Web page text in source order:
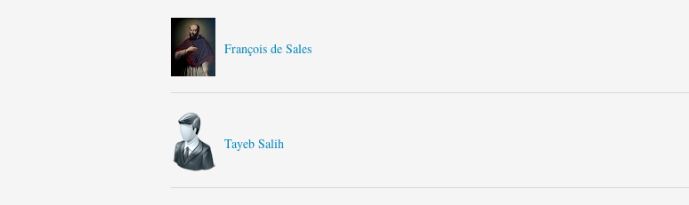
François de Sales
Tayeb Salih